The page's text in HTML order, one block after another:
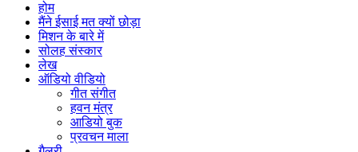
होम
मैंने ईसाई मत क्यों छोड़ा
मिशन के बारे में
सोलह संस्कार
लेख
ऑडियो वीडियो
गीत संगीत
हवन मंत्र
आडियो बुक
प्रवचन माला